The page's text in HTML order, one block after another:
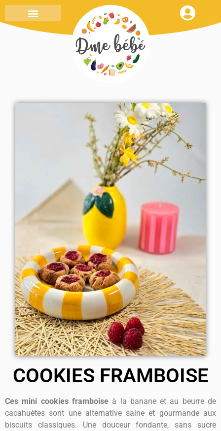
COOKIES FRAMBOISE
Ces mini cookies framboiseà la banane et au beurre de
cacahuètes sont une alternative saine et gourmande aux
biscuits classiques. Une douceur fondante, sans sucre